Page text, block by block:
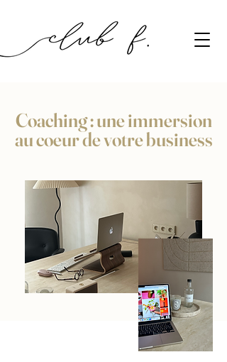
Coaching : une immersion
au coeur de votre business